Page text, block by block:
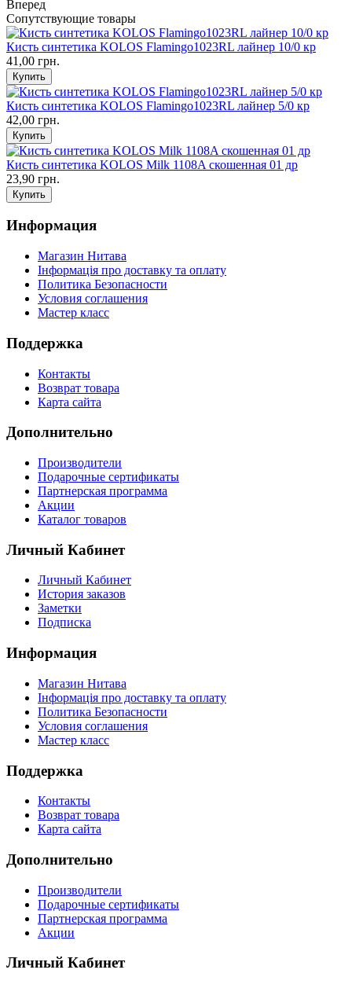
Вперед
Сопутствующие товары
Кисть синтетика KOLOS Flamingo1023RL лайнер 10/0 кр
41,00 грн.
Кисть синтетика KOLOS Flamingo1023RL лайнер 5/0 кр
42,00 грн.
Кисть синтетика KOLOS Milk 1108A скошенная 01 др
23,90 грн.
Информация
Магазин Нитава
Інформація про доставку та оплату
Политика Безопасности
Условия соглашения
Мастер класс
Поддержка
Контакты
Возврат товара
Карта сайта
Дополнительно
Производители
Подарочные сертификаты
Партнерская программа
Акции
Каталог товаров
Личный Кабинет
Личный Кабинет
История заказов
Заметки
Подписка
Информация
Магазин Нитава
Інформація про доставку та оплату
Политика Безопасности
Условия соглашения
Мастер класс
Поддержка
Контакты
Возврат товара
Карта сайта
Дополнительно
Производители
Подарочные сертификаты
Партнерская программа
Акции
Личный Кабинет